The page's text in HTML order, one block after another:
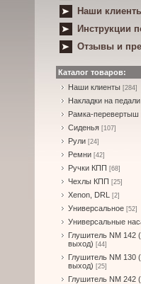
Наши
Инструкции
Отзывы и
Каталог товаров:
Наши клиенты [284]
Накладки на педали
Рамка-перевертыш
Сиденья [107]
Рули [24]
Ремни [42]
Ручки КПП [68]
Чехлы КПП [25]
Xenon, DRL [2]
Универсальное [52]
Универсальные
Глушитель NM 142
выход) [44]
Глушитель NM 130
выход) [25]
Глушитель NM 242